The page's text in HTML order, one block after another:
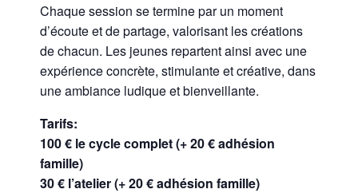
Chaque session se termine par un moment
d’écoute et de partage, valorisant les créations
de chacun. Les jeunes repartent ainsi avec une
expérience concrète, stimulante et créative, dans
une ambiance ludique et bienveillante.
Tarifs:
100 € le cycle complet (+ 20 € adhésion
famille)
30 € l’atelier (+ 20 € adhésion famille)